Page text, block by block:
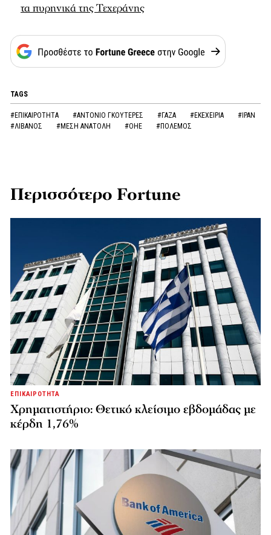
τα πυρηνικά της Τεχεράνης
TAGS
#ΕΠΙΚΑΙΡΟΤΗΤΑ #ΑΝΤΟΝΙΟ ΓΚΟΥΤΕΡΕΣ #ΓΑΖΑ #ΕΚΕΧΕΙΡΙΑ
#ΙΡΑΝ
#ΛΙΒΑΝΟΣ
#ΜΕΣΗ ΑΝΑΤΟΛΗ #ΟΗΕ #ΠΟΛΕΜΟΣ
Περισσότερο Fortune
ΕΠΙΚΑΙΡΟΤΗΤΑ
Χρηματιστήριο: Θετικό κλείσιμο εβδομάδας με
κέρδη 1,76%